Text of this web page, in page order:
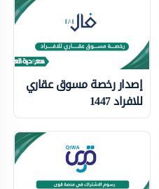
إصدار رخصة مسوق عقاري
للافراد 1447